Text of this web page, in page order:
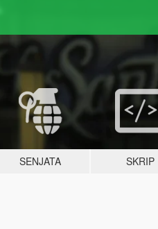
SENJATA SKRIP